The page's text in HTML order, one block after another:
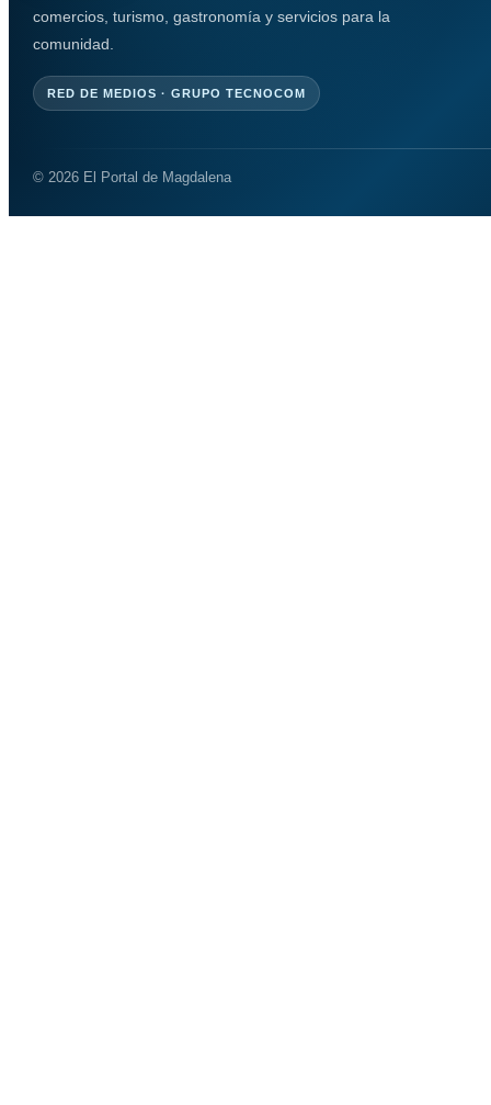
comercios, turismo, gastronomía y servicios para la
comunidad.
RED DE MEDIOS · GRUPO TECNOCOM
© 2026 El Portal de Magdalena